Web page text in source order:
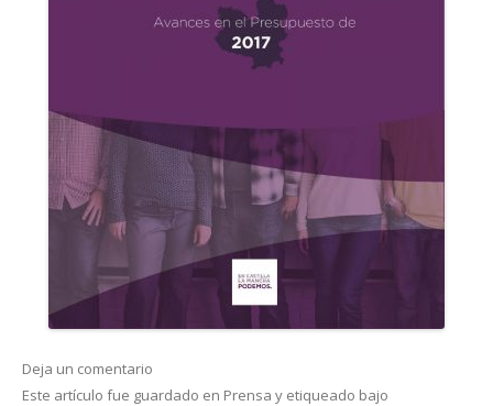
Deja un comentario
Este artículo fue guardado en Prensa y etiqueado bajo